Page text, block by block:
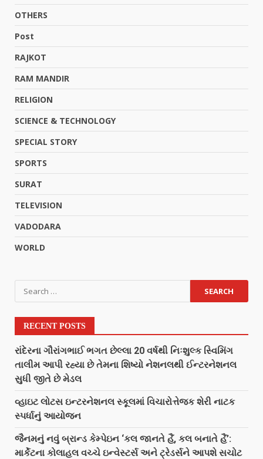
OTHERS
Post
RAJKOT
RAM MANDIR
RELIGION
SCIENCE & TECHNOLOGY
SPECIAL STORY
SPORTS
SURAT
TELEVISION
VADODARA
WORLD
RECENT POSTS
રાંદેરના ગૌરાંગભાઈ ભગત છેલ્લા 20 વર્ષથી નિઃશુલ્ક સ્વિમિંગ
તાલીમ આપી રહ્યા છે તેમના શિષ્યો નેશનલથી ઈન્ટરનેશનલ
સુધી જીતે છે મેડલ
વ્હાઇટ લોટસ ઇન્ટરનેશનલ સ્કૂલમાં વિચારોત્તેજક શેરી નાટક
સ્પર્ધાનું આયોજન
જૈનમનું નવું બ્રાન્ડ કેમ્પેઇન ‘કલ જાનતે હૈં, કલ બનાતે હૈં’:
માર્કેટના કોલાહલ વચ્ચે ઇન્વેસ્ટર્સ અને ટ્રેડર્સને આપશે સચોટ